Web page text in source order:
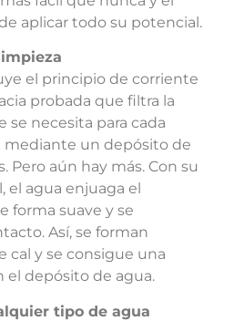
aplicar todo su potencial.
el principio de corriente
probada que filtra la
se necesita para cada
mediante un depósito de
Pero aún hay más. Con su
el agua enjuaga el
forma suave y se
Así, se forman
cal y se consigue una
el depósito de agua.
tipo de agua